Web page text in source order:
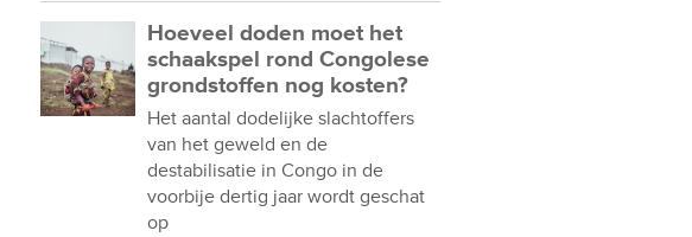
Hoeveel doden moet het
schaakspel rond Congolese
grondstoffen nog kosten?
Het aantal dodelijke slachtoffers
van het geweld en de
destabilisatie in Congo in de
voorbije dertig jaar wordt geschat
op